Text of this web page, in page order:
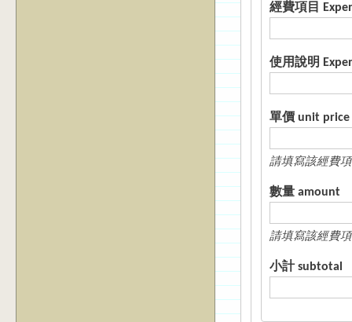
經費項
使用說明
單價 unit price
請填寫該經費
數量 amount
請填寫該經費
小計 subtotal